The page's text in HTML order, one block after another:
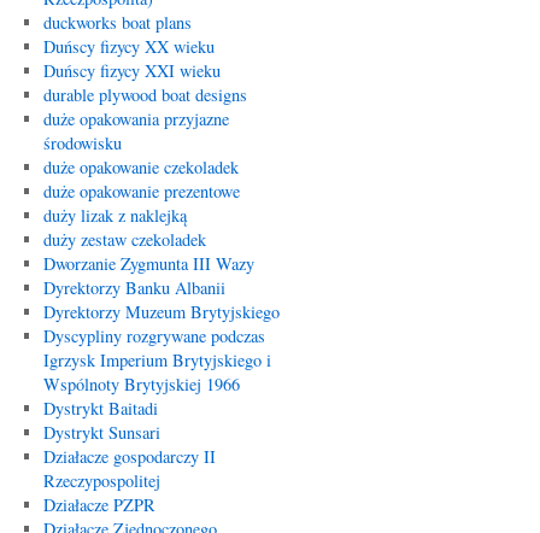
duckworks boat plans
Duńscy fizycy XX wieku
Duńscy fizycy XXI wieku
durable plywood boat designs
duże opakowania przyjazne
środowisku
duże opakowanie czekoladek
duże opakowanie prezentowe
duży lizak z naklejką
duży zestaw czekoladek
Dworzanie Zygmunta III Wazy
Dyrektorzy Banku Albanii
Dyrektorzy Muzeum Brytyjskiego
Dyscypliny rozgrywane podczas
Igrzysk Imperium Brytyjskiego i
Wspólnoty Brytyjskiej 1966
Dystrykt Baitadi
Dystrykt Sunsari
Działacze gospodarczy II
Rzeczypospolitej
Działacze PZPR